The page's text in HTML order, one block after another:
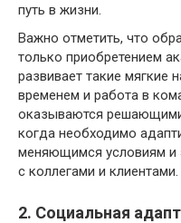
путь в жизни.
Важно отметить, что
только приобретением
развивает такие мягкие
временем и работа в
оказываются
когда необходимо
меняющимся условиям и
с коллегами и клиентами.
2. Социальная